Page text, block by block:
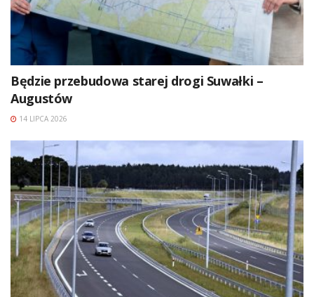
Będzie przebudowa starej drogi Suwałki –
Augustów
14 LIPCA 2026